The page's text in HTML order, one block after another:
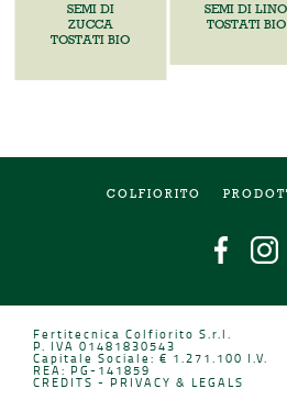
SEMI DI
ZUCCA
TOSTATI BIO
SEMI DI LINO
TOSTATI BIO
COLFIORITO
Fertitecnica Colfiorito S.r.l.
P. IVA 01481830543
Capitale Sociale: € 1.271.100 I.V.
REA: PG-141859
CREDITS - PRIVACY & LEGALS